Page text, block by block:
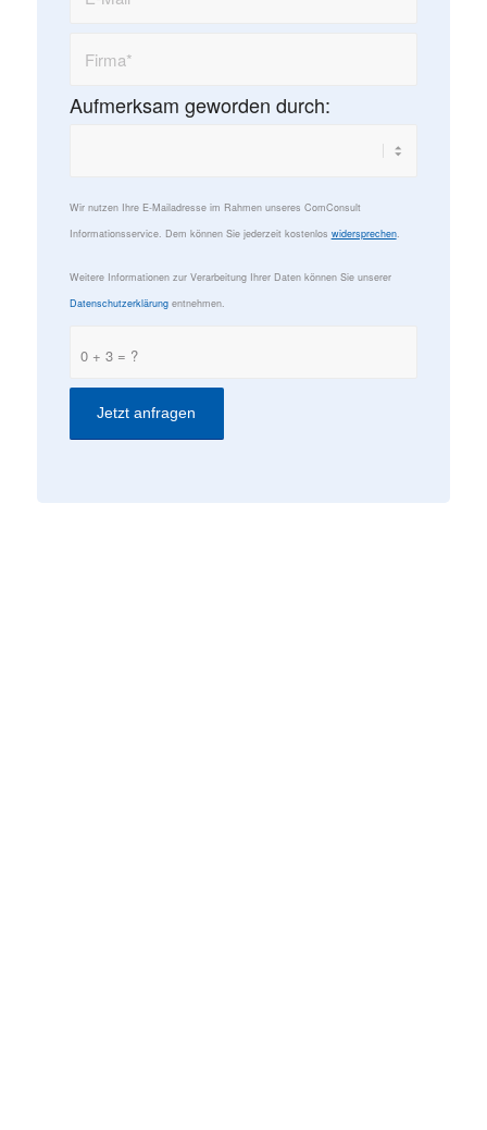
Aufmerksam geworden durch:
Wir nutzen Ihre E-Mailadresse im Rahmen unseres ComConsult
Informationsservice. Dem können Sie jederzeit kostenlos widersprechen.
Weitere Informationen zur Verarbeitung Ihrer Daten können Sie unserer
Datenschutzerklärungentnehmen.
0 + 3 = ?